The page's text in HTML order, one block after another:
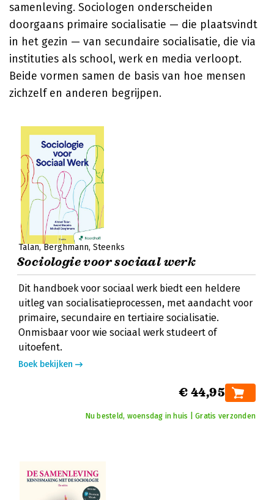
samenleving. Sociologen onderscheiden
doorgaans primaire socialisatie — die plaatsvindt
in het gezin — van secundaire socialisatie, die via
instituties als school, werk en media verloopt.
Beide vormen samen de basis van hoe mensen
zichzelf en anderen begrijpen.
Talan Berghmann Steenks
Sociologie voor sociaal werk
Dit handboek voor sociaal werk biedt een heldere
uitleg van socialisatieprocessen, met aandacht voor
primaire, secundaire en tertiaire socialisatie.
Onmisbaar voor wie sociaal werk studeert of
uitoefent.
Boek bekijken
€ 44,95
Nu besteld, woensdag in huis | Gratis verzonden